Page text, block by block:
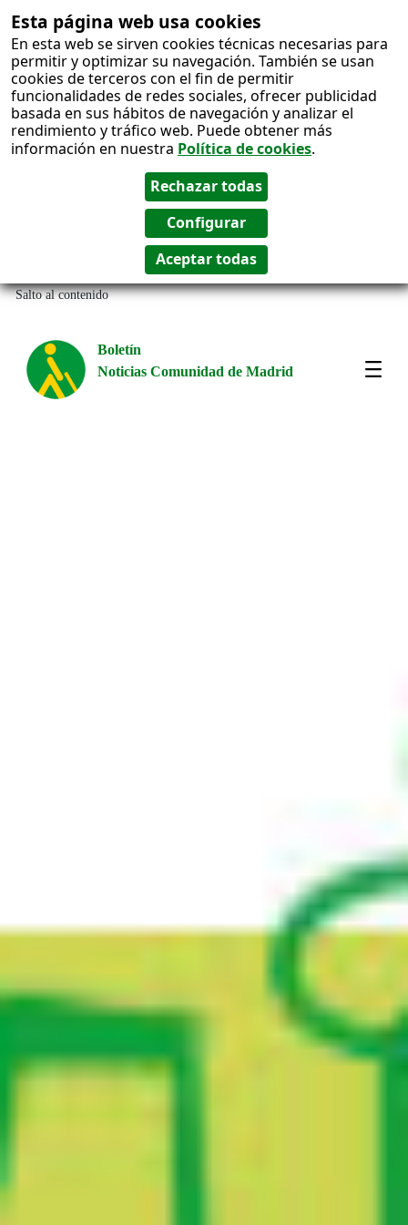
Esta página web usa cookies
En esta web se sirven cookies técnicas necesarias para
permitir y optimizar su navegación. También se usan
cookies de terceros con el fin de permitir
funcionalidades de redes sociales, ofrecer publicidad
basada en sus hábitos de navegación y analizar el
rendimiento y tráfico web. Puede obtener más
información en nuestra Política de cookies.
Salto al contenido
Boletín
Noticias Comunidad de Madrid